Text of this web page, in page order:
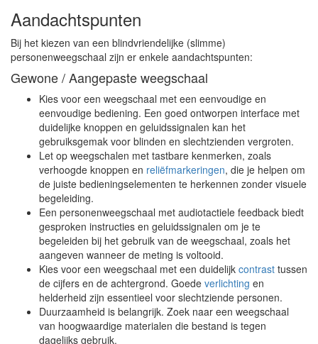
Aandachtspunten
Bij het kiezen van een blindvriendelijke (slimme)
personenweegschaal zijn er enkele aandachtspunten:
Gewone / Aangepaste weegschaal
Kies voor een weegschaal met een eenvoudige en
eenvoudige bediening. Een goed ontworpen interface met
duidelijke knoppen en geluidssignalen kan het
gebruiksgemak voor blinden en slechtzienden vergroten.
Let op weegschalen met tastbare kenmerken, zoals
verhoogde knoppen en reliëfmarkeringen, die je helpen om
de juiste bedieningselementen te herkennen zonder visuele
begeleiding.
Een personenweegschaal met audiotactiele feedback biedt
gesproken instructies en geluidssignalen om je te
begeleiden bij het gebruik van de weegschaal, zoals het
aangeven wanneer de meting is voltooid.
Kies voor een weegschaal met een duidelijk contrast tussen
de cijfers en de achtergrond. Goede verlichting en
helderheid zijn essentieel voor slechtziende personen.
Duurzaamheid is belangrijk. Zoek naar een weegschaal
van hoogwaardige materialen die bestand is tegen
dagelijks gebruik.